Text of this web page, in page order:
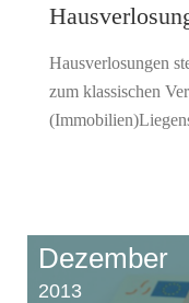
Hausverlosungen
zum klassischen
Dezember
2013